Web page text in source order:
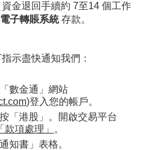
金退回手續約 7至14 個工作
子轉賬系統存款。
示盡快通知我們：
數金通」網站
)登入您的帳戶。
「港股」。開啟交易平台
款項處理」
。
知書」表格。